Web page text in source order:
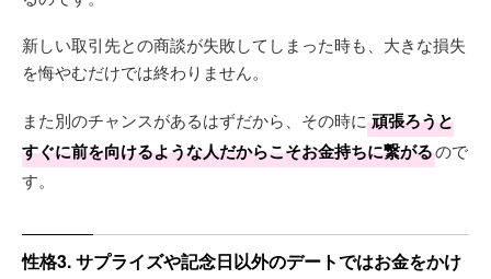
新しい取引先との商談が失敗してしまった時も、大きな損失
を悔やむだけでは終わりません。
また別のチャンスがあるはずだから、その時に 頑張ろうと
すぐに前を向けるような人だからこそお金持ちに繋がるので
す。
性格3. サプライズや記念日以外のデートではお金をかけ